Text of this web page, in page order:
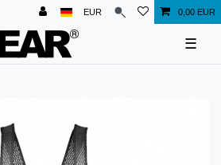
EUR 0,00 EUR
☰